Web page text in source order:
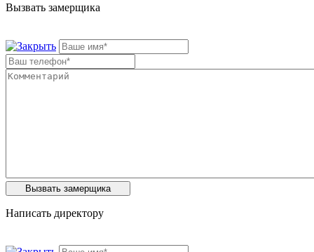
Вызвать замерщика
Написать директору